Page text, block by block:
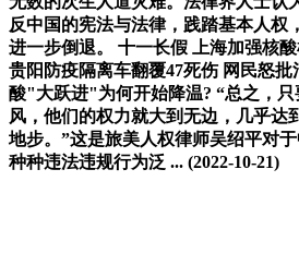
反中国的宪法与法律，践踏基本人权
进一步倒退。 十一长假 上海加强核
贵阳防疫隔离车翻覆47死伤 网民怒
酸"大跃进"为何开始降温? “总之，
风，他们的权力就大到无边，几乎达
地步。”这是旅美人权律师吴绍平对
种种违法违规行为泛 ... (2022-10-21)